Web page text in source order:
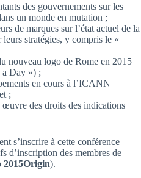
des gouvernements sur les
un monde en mutation ;
de marques sur l’état actuel de la
stratégies, y compris le «
nouveau logo de Rome en 2015
a Day ») ;
en cours à l’ICANN
;
des droits des indications
s’inscrire à cette conférence
d’inscription des membres de
2015Origin).